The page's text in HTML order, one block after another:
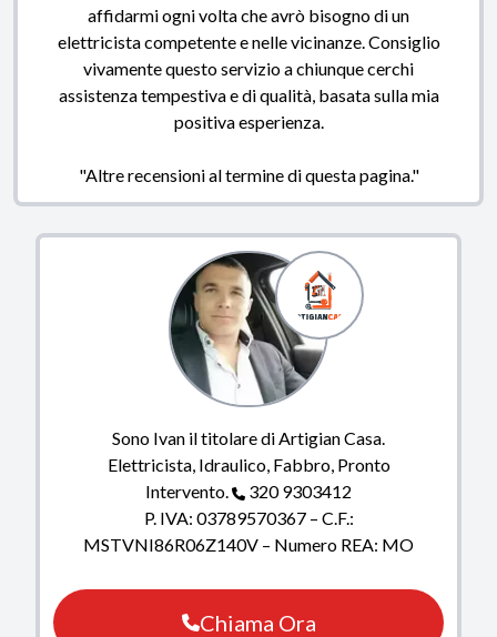
affidarmi ogni volta che avrò bisogno di un
elettricista competente e nelle vicinanze. Consiglio
vivamente questo servizio a chiunque cerchi
assistenza tempestiva e di qualità, basata sulla mia
positiva esperienza.
"Altre recensioni al termine di questa pagina."
Sono Ivan il titolare di Artigian Casa.
Elettricista, Idraulico, Fabbro, Pronto
Intervento.
320 9303412
P. IVA: 03789570367 – C.F.:
MSTVNI86R06Z140V – Numero REA: MO
Chiama Ora